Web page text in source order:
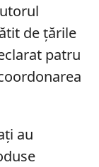
de țările
patru
au